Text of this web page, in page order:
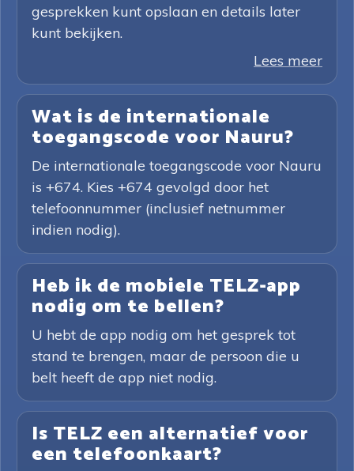
gesprekken kunt opslaan en details later
kunt bekijken.
Lees meer
Wat is de internationale
toegangscode voor Nauru?
De internationale toegangscode voor Nauru
is +674. Kies +674 gevolgd door het
telefoonnummer (inclusief netnummer
indien nodig).
Heb ik de mobiele TELZ-app
nodig om te bellen?
U hebt de app nodig om het gesprek tot
stand te brengen, maar de persoon die u
belt heeft de app niet nodig.
Is TELZ een alternatief voor
een telefoonkaart?